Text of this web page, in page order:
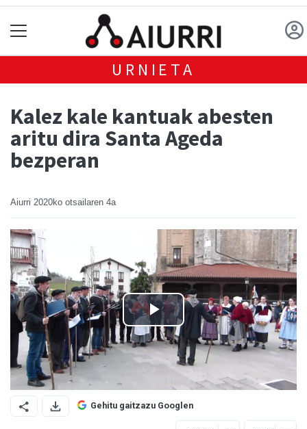
URNIETA
Kalez kale kantuak abesten
aritu dira Santa Ageda
bezperan
Aiurri 2020ko otsailaren 4a
Gehitu gaitzazu Googlen